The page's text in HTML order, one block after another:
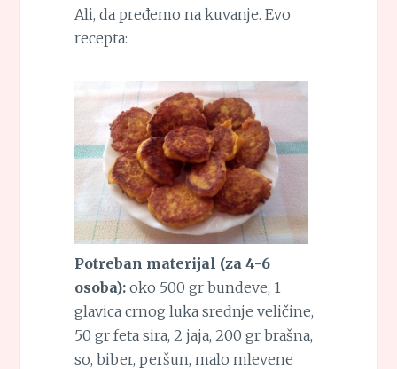
Ali, da pređemo na kuvanje. Evo
recepta:
Potreban materijal (za 4-6
osoba):oko 500 gr bundeve, 1
glavica crnog luka srednje veličine,
50 gr feta sira, 2 jaja, 200 gr brašna,
so, biber, peršun, malo mlevene